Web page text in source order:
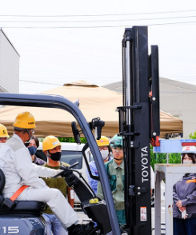
個人情報保護
特定商取引法
ンダー
込みはこちら